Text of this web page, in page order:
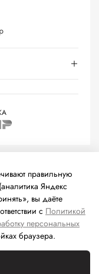
и анализа
сети
правильную
Яндекс
вы даёте
с Политикой
персональных
браузера.